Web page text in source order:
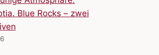
Blue Rocks – zwei